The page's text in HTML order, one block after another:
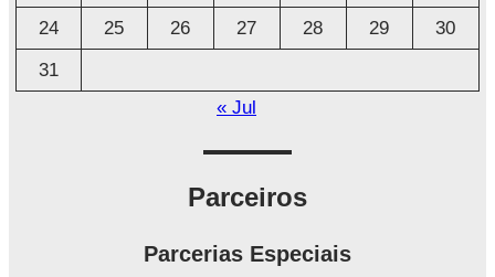
24
25 26 27 28 29
30
31
« Jul
Parceiros
Parcerias Especiais